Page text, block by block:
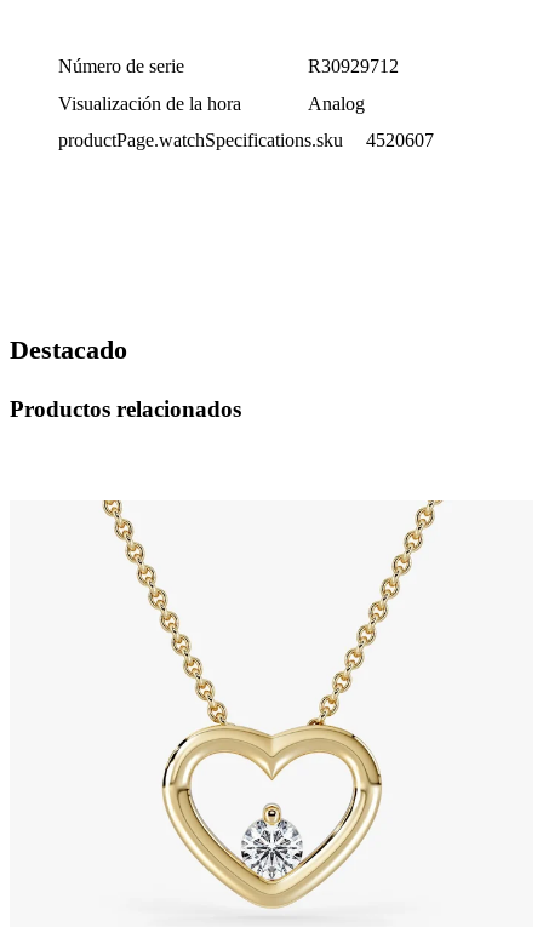
Número de serie
R30929712
Visualización de la hora
Analog
productPage.watchSpecifications.sku
4520607
Destacado
Productos relacionados